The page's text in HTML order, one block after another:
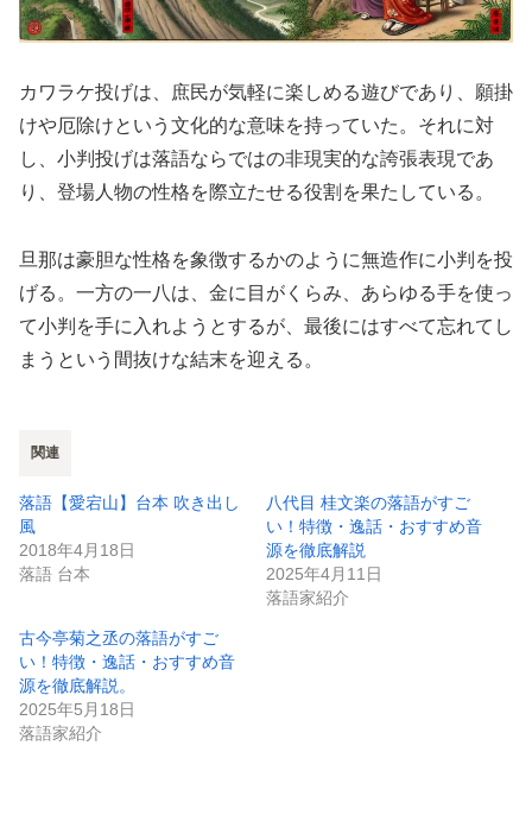
カワラケ投げは、庶民が気軽に楽しめる遊びであり、願掛
けや厄除けという文化的な意味を持っていた。それに対
し、小判投げは落語ならではの非現実的な誇張表現であ
り、登場人物の性格を際立たせる役割を果たしている。
旦那は豪胆な性格を象徴するかのように無造作に小判を投
げる。一方の一八は、金に目がくらみ、あらゆる手を使っ
て小判を手に入れようとするが、最後にはすべて忘れてし
まうという間抜けな結末を迎える。
関連
落語【愛宕山】台本 吹き出し
風
2018年4月18日
落語 台本
八代目 桂文楽の落語がすご
い！特徴・逸話・おすすめ音
源を徹底解説
2025年4月11日
落語家紹介
古今亭菊之丞の落語がすご
い！特徴・逸話・おすすめ音
源を徹底解説。
2025年5月18日
落語家紹介